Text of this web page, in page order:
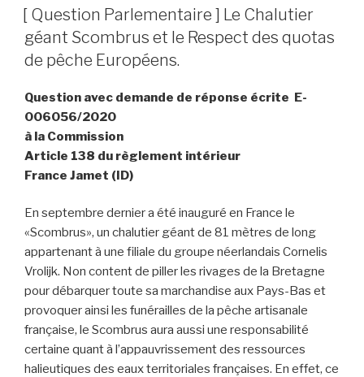
LE
[ Question Parlementaire ] Le Chalutier
géant Scombrus et le Respect des quotas
de pêche Européens.
Question avec demande de réponse écrite E-
006056/2020
à la Commission
Article 138 du règlement intérieur
France Jamet (ID)
En septembre dernier a été inauguré en France le
«Scombrus», un chalutier géant de 81 mètres de long
appartenant à une filiale du groupe néerlandais Cornelis
Vrolijk. Non content de piller les rivages de la Bretagne
pour débarquer toute sa marchandise aux Pays-Bas et
provoquer ainsi les funérailles de la pêche artisanale
française, le Scombrus aura aussi une responsabilité
certaine quant à l’appauvrissement des ressources
halieutiques des eaux territoriales françaises. En effet, ce